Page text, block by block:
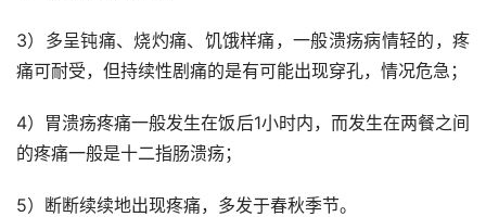
3）多呈钝痛、烧灼痛、饥饿样痛，一般溃疡病情轻的，疼
痛可耐受，但持续性剧痛的是有可能出现穿孔，情况危急；
4）胃溃疡疼痛一般发生在饭后1小时内，而发生在两餐之间
的疼痛一般是十二指肠溃疡；
5）断断续续地出现疼痛，多发于春秋季节。